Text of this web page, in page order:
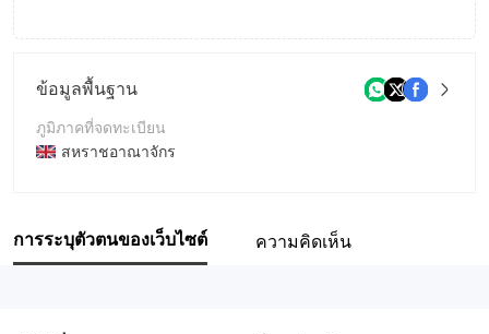
ข้อมูลพื้นฐาน
ภูมิภาคที่จดทะเบียน
สหราชอาณาจักร
ชื่อบริษัท
การระบุตัวตนของเว็บไซต์ ความคิดเห็น